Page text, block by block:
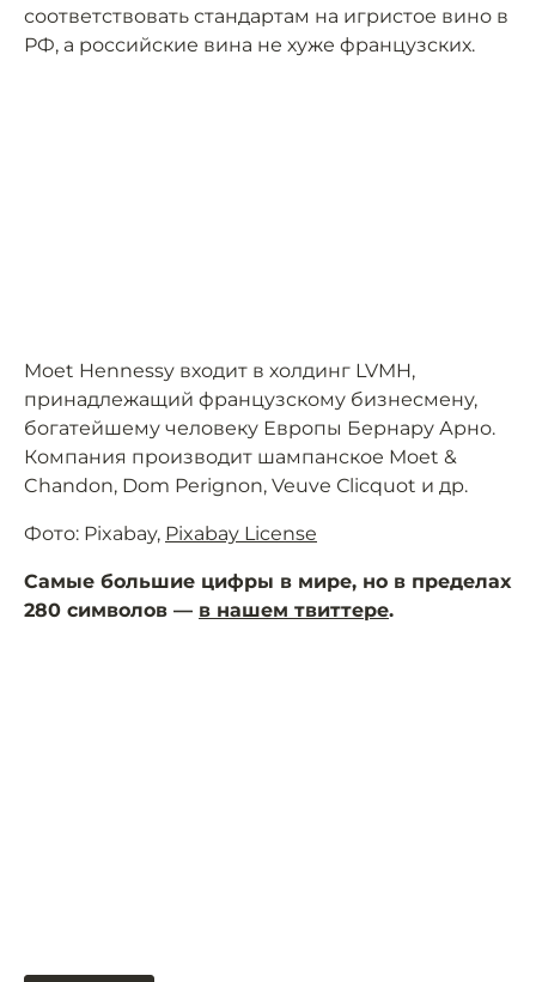
соответствовать стандартам на игристое вино в
РФ, а российские вина не хуже французских.
Moet Hennessy входит в холдинг LVMH,
принадлежащий французскому бизнесмену,
богатейшему человеку Европы Бернару Арно.
Компания производит шампанское Moet &
Chandon, Dom Perignon, Veuve Сlicquot и др.
Фото: Pixabay, Pixabay License
Самые большие цифры в мире, но в пределах
280 символов — в нашем твиттере.